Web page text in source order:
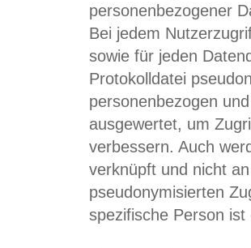
personenbezogener
Bei jedem
sowie für jeden
Protokolldatei
personenbezogen
ausgewertet, um
verbessern. Auch
verknüpft und nicht
pseudonymisierten
spezifische Person